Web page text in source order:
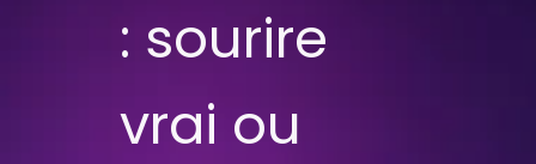
: sourire
vrai ou